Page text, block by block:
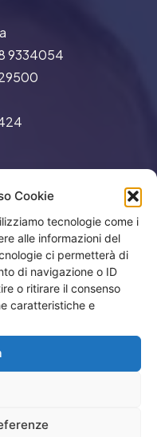
Cookie
tecnologie come i
alle informazioni del
ci permetterà di
di navigazione o ID
o ritirare il consenso
caratteristiche e
9334054